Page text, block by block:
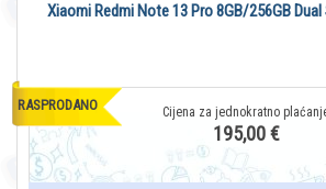
RASPRODANO
Xiaomi Redmi Note 13 Pro 8GB/256GB
195,00 €